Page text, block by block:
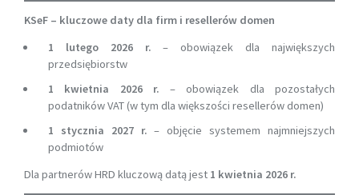
KSeF – kluczowe daty dla firm i resellerów domen
1 lutego 2026 r. – obowiązek dla największych
przedsiębiorstw
1 kwietnia 2026 r. – obowiązek dla pozostałych
podatników VAT (w tym dla większości resellerów domen)
1 stycznia 2027 r. – objęcie systemem najmniejszych
podmiotów
Dla partnerów HRD kluczową datą jest 1 kwietnia 2026 r.